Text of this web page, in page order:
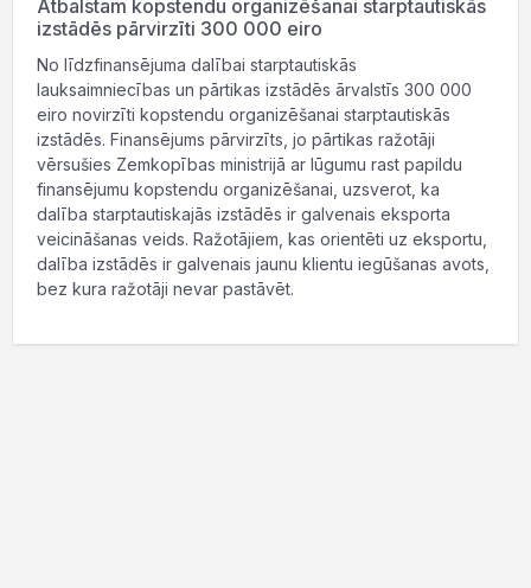
Atbalstam kopstendu organizēšanai starptautiskās
izstādēs pārvirzīti 300 000 eiro
No līdzfinansējuma dalībai starptautiskās
lauksaimniecības un pārtikas izstādēs ārvalstīs 300 000
eiro novirzīti kopstendu organizēšanai starptautiskās
izstādēs. Finansējums pārvirzīts, jo pārtikas ražotāji
vērsušies Zemkopības ministrijā ar lūgumu rast papildu
finansējumu kopstendu organizēšanai, uzsverot, ka
dalība starptautiskajās izstādēs ir galvenais eksporta
veicināšanas veids. Ražotājiem, kas orientēti uz eksportu,
dalība izstādēs ir galvenais jaunu klientu iegūšanas avots,
bez kura ražotāji nevar pastāvēt.